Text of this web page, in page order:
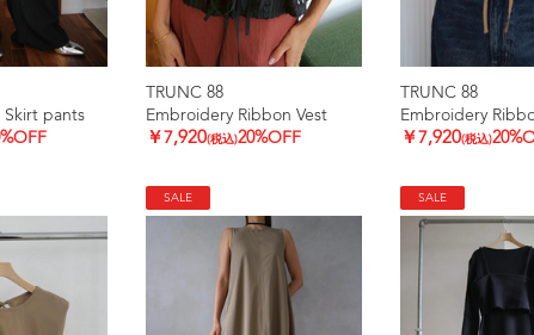
Skirt pants
TRUNC 88
Embroidery Ribbon Vest
￥7,920(税込)20%OFF
TRUNC 88
Embroidery
￥7,920(税込)
SALE SALE